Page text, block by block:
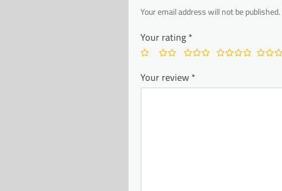
Your email address will not be published.
Your rating*
Your review*